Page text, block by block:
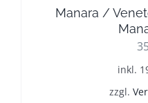
Manara /
inkl.
zzgl.